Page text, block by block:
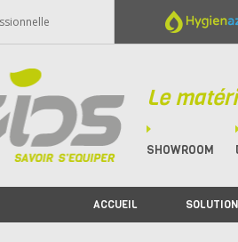
Le
SHOWROOM
ACCUEIL